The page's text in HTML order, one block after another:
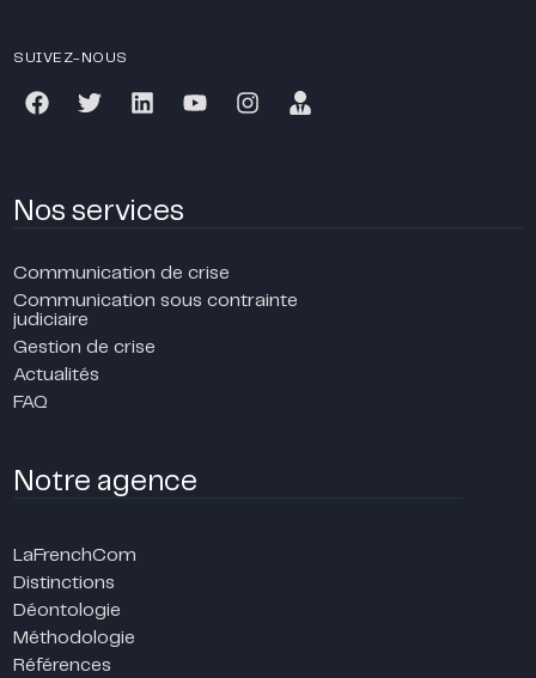
SUIVEZ-NOUS
Nos services
Communication de crise
Communication sous contrainte
judiciaire
Gestion de crise
Actualités
FAQ
Notre agence
LaFrenchCom
Distinctions
Déontologie
Méthodologie
Références